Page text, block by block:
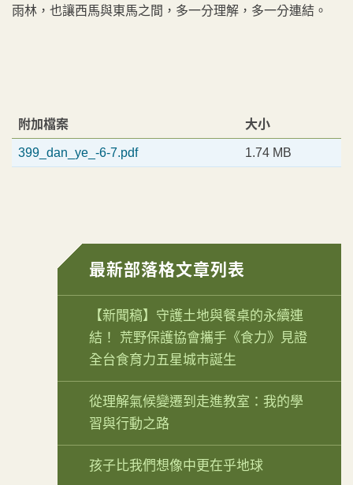
雨林，也讓西馬與東馬之間，多一分理解，多一分連結。
附加檔案 大小
399_dan_ye_-6-7.pdf 1.74 MB
最新部落格文章列表
【新聞稿】守護土地與餐桌的永續連
結！ 荒野保護協會攜手《食力》見證
全台食育力五星城市誕生
從理解氣候變遷到走進教室：我的學
習與行動之路
孩子比我們想像中更在乎地球